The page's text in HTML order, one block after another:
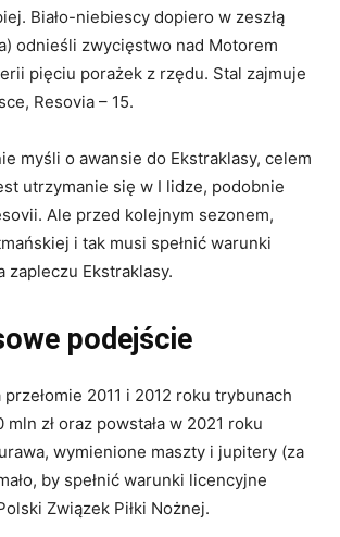
Biało-niebiescy dopiero w zeszłą
odnieśli zwycięstwo nad Motorem
pięciu porażek z rzędu. Stal zajmuje
Resovia – 15.
myśli o awansie do Ekstraklasy, celem
utrzymanie się w I lidze, podobnie
Ale przed kolejnym sezonem,
i tak musi spełnić warunki
zapleczu Ekstraklasy.
podejście
2011 i 2012 roku trybunach
zł oraz powstała w 2021 roku
wymienione maszty i jupitery (za
by spełnić warunki licencyjne
Związek Piłki Nożnej.